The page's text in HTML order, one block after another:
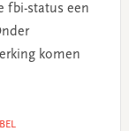
fbi-status een
komen